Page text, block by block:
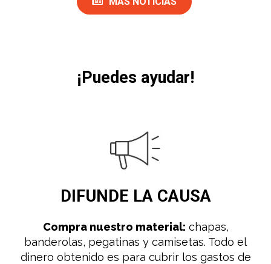
¡Puedes ayudar!
DIFUNDE LA CAUSA
Compra nuestro material: chapas,
banderolas, pegatinas y camisetas. Todo el
dinero obtenido es para cubrir los gastos de